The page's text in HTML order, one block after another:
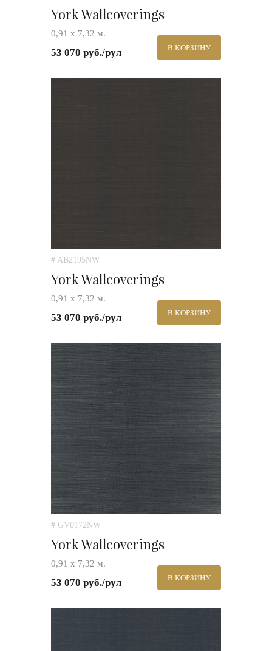
York Wallcoverings
0,91 х 7,32 м.
53 070 руб./рул В КОРЗИНУ
# AB2195NW
York Wallcoverings
0,91 х 7,32 м.
53 070 руб./рул В КОРЗИНУ
# GV0172NW
York Wallcoverings
0,91 х 7,32 м.
53 070 руб./рул В КОРЗИНУ